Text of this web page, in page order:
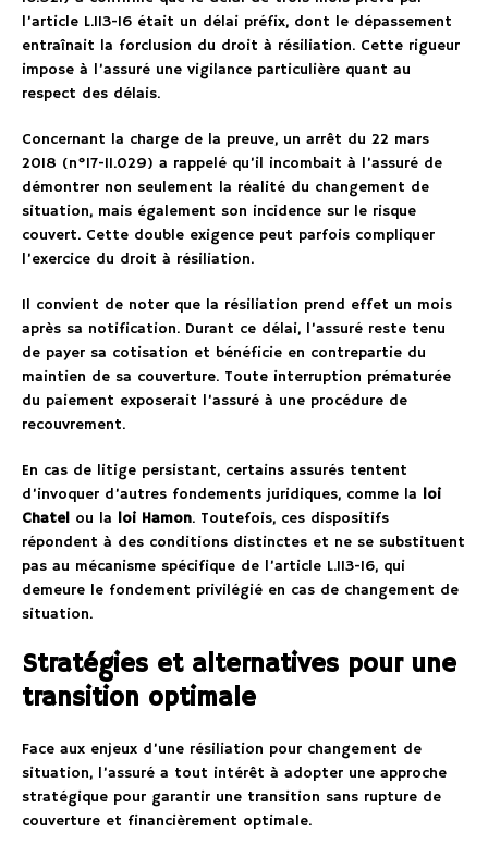
l’article L.113-16 était un délai préfix, dont le dépassement
entraînait la forclusion du droit à résiliation. Cette rigueur
impose à l’assuré une vigilance particulière quant au
respect des délais.
Concernant la charge de la preuve, un arrêt du 22 mars
2018 (n°17-11.029) a rappelé qu’il incombait à l’assuré de
démontrer non seulement la réalité du changement de
situation, mais également son incidence sur le risque
couvert. Cette double exigence peut parfois compliquer
l’exercice du droit à résiliation.
Il convient de noter que la résiliation prend effet un mois
après sa notification. Durant ce délai, l’assuré reste tenu
de payer sa cotisation et bénéficie en contrepartie du
maintien de sa couverture. Toute interruption prématurée
du paiement exposerait l’assuré à une procédure de
recouvrement.
En cas de litige persistant, certains assurés tentent
d’invoquer d’autres fondements juridiques, comme la loi
Chatel ou la loi Hamon. Toutefois, ces dispositifs
répondent à des conditions distinctes et ne se substituent
pas au mécanisme spécifique de l’article L.113-16, qui
demeure le fondement privilégié en cas de changement de
situation.
Stratégies et alternatives pour une
transition optimale
Face aux enjeux d’une résiliation pour changement de
situation, l’assuré a tout intérêt à adopter une approche
stratégique pour garantir une transition sans rupture de
couverture et financièrement optimale.